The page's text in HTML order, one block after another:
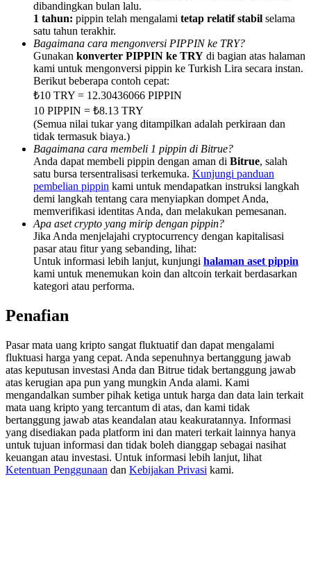
BTC Welcome Rewards
Deposit & Trade BTC to Share 25000 USDT prize pool!
Deposit CASHCAT & Win
Share 500000 CASHCAT prize pool
Exclusive for BitMart Users
Register & Trade to Win 500,000 USDT
Precious Metals Trading Carnival
Trade Gold & Silver · 33,333 USDT Bonus
USDT New User Exclusive 10% APR
USDT Flexible Staking | Daily Rewards
dibandingkan bulan lalu.
1 tahun: pippin telah mengalami tetap relatif stabil selama
satu tahun terakhir.
Bagaimana cara mengonversi PIPPIN ke TRY?
Gunakan konverter PIPPIN ke TRY di bagian atas halaman
kami untuk mengonversi pippin ke Turkish Lira secara instan.
Berikut beberapa contoh cepat:
₺10 TRY = 12.30436066 PIPPIN
10 PIPPIN = ₺8.13 TRY
(Semua nilai tukar yang ditampilkan adalah perkiraan dan
tidak termasuk biaya.)
Bagaimana cara membeli 1 pippin di Bitrue?
Anda dapat membeli pippin dengan aman di Bitrue, salah
satu bursa tersentralisasi terkemuka. Kunjungi panduan
pembelian pippin kami untuk mendapatkan instruksi langkah
demi langkah tentang cara menyiapkan dompet Anda,
memverifikasi identitas Anda, dan melakukan pemesanan.
Apa aset crypto yang mirip dengan pippin?
Jika Anda menjelajahi cryptocurrency dengan kapitalisasi
pasar atau fitur yang sebanding, lihat:
Untuk informasi lebih lanjut, kunjungi halaman aset pippin
kami untuk menemukan koin dan altcoin terkait berdasarkan
kategori atau performa.
Penafian
Pasar mata uang kripto sangat fluktuatif dan dapat mengalami
fluktuasi harga yang cepat. Anda sepenuhnya bertanggung jawab
atas keputusan investasi Anda dan Bitrue tidak bertanggung jawab
atas kerugian apa pun yang mungkin Anda alami. Kami
mengandalkan sumber pihak ketiga untuk harga dan data lain terkait
mata uang kripto yang tercantum di atas, dan kami tidak
bertanggung jawab atas keandalan atau keakuratannya. Informasi
yang disediakan pada platform ini dan materi terkait lainnya hanya
untuk tujuan informasi dan tidak boleh dianggap sebagai nasihat
keuangan atau investasi. Untuk informasi lebih lanjut, lihat
Ketentuan Penggunaan dan Kebijakan Privasi kami.